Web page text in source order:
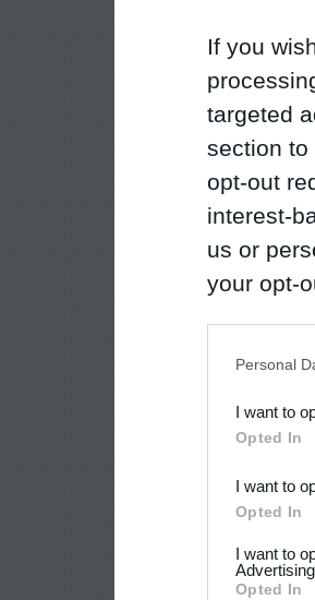
If you
targeted
section to
opt-out
interest-
us or
your opt-
third
Personal
I want to
Opted In
I want to
Opted In
I want to
Opted In